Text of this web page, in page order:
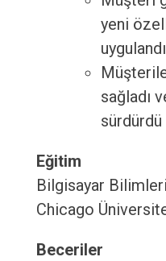
yeni
uygulandı
sağladı
sürdürdü
Eğitim
Bilgisayar
Chicago
Beceriler